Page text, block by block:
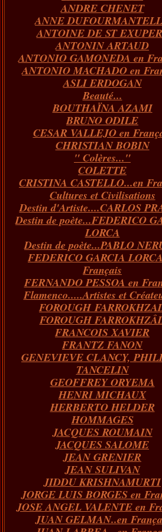
Janvier(60)
Février(68)
Janvier(86)
Mars(65)
Février(70)
Janvier(66)
Avril(76)
Mars(66)
Février(67)
Janvier(73)
Mai(82)
Avril(62)
Mars(66)
Février(55)
Janvier(43)
Juin(84)
Mai(89)
Avril(59)
Mars(73)
Février(54)
Janvier(51)
Juillet(72)
Juin(65)
Mai(97)
Avril(73)
Mars(100)
Février(146)
Janvier(124)
Août(40)
Juillet(31)
Juin(26)
ANDRE CHENET
ANNE
ANTOINE DE ST
ANTONIN ARTAUD
ANTONIO GAMONEDA en
ANTONIO MACHADO en
ASLI ERDOGAN
Beauté...
BOUTHAÏNA AZAMI
BRUNO ODILE
CESAR VALLEJO en
CHRISTIAN BOBIN
" Colères..."
COLETTE
CRISTINA CASTELLO...en
Cultures et Civilisations
Destin d'Artiste....CARLOS
Destin de poète...FEDERICO
LORCA
Destin de poète...PABLO
FEDERICO GARCIA
Français
FERNANDO PESSOA en
Flamenco.....Artistes et
FOROUGH
FOROUGH
FRANCOIS XAVIER
FRANTZ FANON
GENEVIEVE CLANCY,
TANCELIN
GEOFFREY ORYEMA
HENRI MICHAUX
HERBERTO HELDER
HOMMAGES
JACQUES ROUMAIN
JACQUES SALOME
JEAN GRENIER
JEAN SULIVAN
JIDDU KRISHNAMURTI
JORGE LUIS BORGES en
JOSE ANGEL VALENTE en
JUAN GELMAN..en